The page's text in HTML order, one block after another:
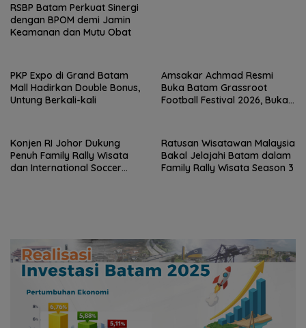
RSBP Batam Perkuat Sinergi
dengan BPOM demi Jamin
Keamanan dan Mutu Obat
PKP Expo di Grand Batam
Mall Hadirkan Double Bonus,
Untung Berkali-kali
Amsakar Achmad Resmi
Buka Batam Grassroot
Football Festival 2026, Buka
Konjen RI Johor Dukung
Penuh Family Rally Wisata
dan International Soccer
Ratusan Wisatawan Malaysia
Bakal Jelajahi Batam dalam
Family Rally Wisata Season 3